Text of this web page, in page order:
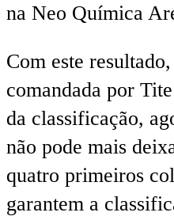
na Neo Química
Com este
comandada por
da classificação,
não pode mais
quatro primeiros
garantem a